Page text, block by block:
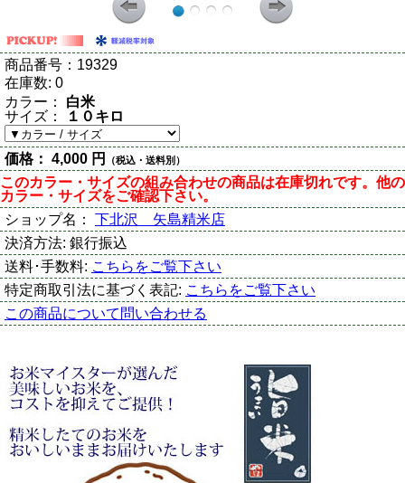
商品番号： 19329
在庫数: 0
カラー：
白米
サイズ：
１０キロ
価格： 4,000 円 （税込・送料別）
このカラー・サイズの組み合わせの商品は在庫切れです。他の
カラー・サイズをご確認下さい。
ショップ名： 下北沢 矢島精米店
決済方法: 銀行振込
送料･手数料: こちらをご覧下さい
特定商取引法に基づく表記: こちらをご覧下さい
この商品について問い合わせる